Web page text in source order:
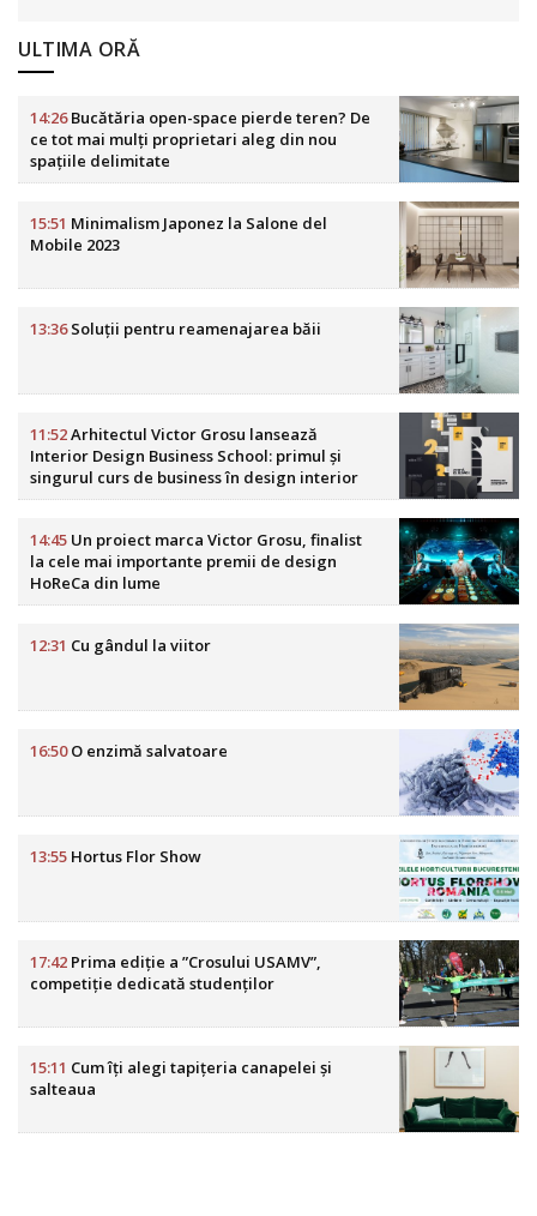
ULTIMA ORĂ
14:26Bucătăria open-space pierde teren? De
ce tot mai mulți proprietari aleg din nou
spațiile delimitate
15:51 Minimalism Japonez la Salone del
Mobile 2023
13:36Soluții pentru reamenajarea băii
11:52Arhitectul Victor Grosu lansează
Interior Design Business School: primul și
singurul curs de business în design interior
din România
14:45 Un proiect marca Victor Grosu, finalist
la cele mai importante premii de design
HoReCa din lume
12:31 Cu gândul la viitor
16:50O enzimă salvatoare
13:55 Hortus Flor Show
17:42 Prima ediție a ”Crosului USAMV”,
competiție dedicată studenților
15:11 Cum îți alegi tapițeria canapelei și
salteaua